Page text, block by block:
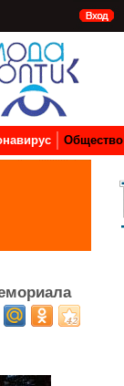
Общество